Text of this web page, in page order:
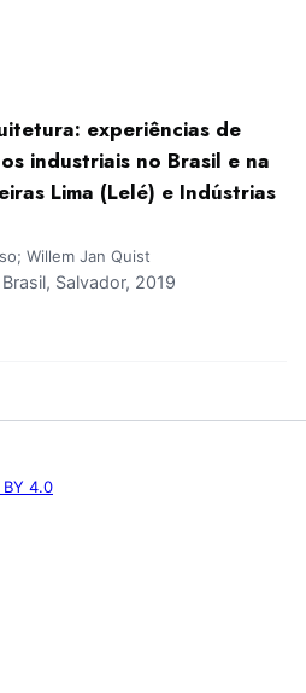
experiências de
industriais no Brasil e na
Lima (Lelé) e Indústrias
Willem Jan Quist
Salvador, 2019
BY 4.0